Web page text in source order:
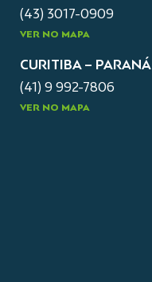
(43) 3017-0909
VER NO MAPA
CURITIBA – PARANÁ
(41) 9 992-7806
VER NO MAPA